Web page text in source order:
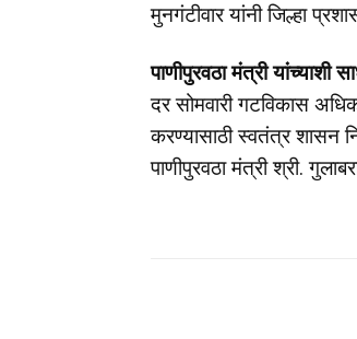
मुनगंटीवार यांनी जिल्हा
पाणीपुरवठा मंत्री यांच्याशी
दर सोमवारी गटविकास
करण्यासाठी स्वतंत्र शासन
पाणीपुरवठा मंत्री श्री.